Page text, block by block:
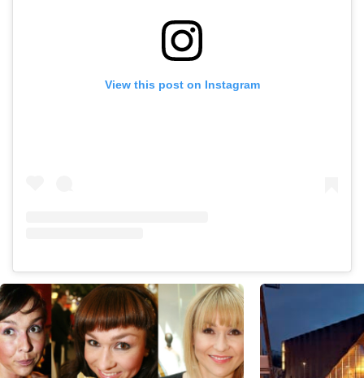
View this post on Instagram